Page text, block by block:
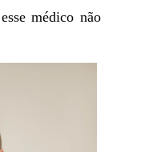
médico não